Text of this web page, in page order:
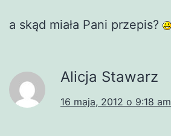
a skąd miała Pani przepis?
Alicja Stawarz
16 maja, 2012 o 9:18 am